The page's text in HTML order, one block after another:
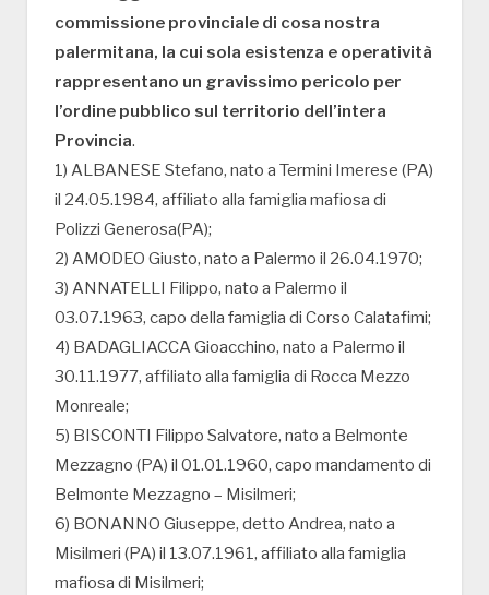
commissione provinciale di cosa nostra
palermitana, la cui sola esistenza e operatività
rappresentano un gravissimo pericolo per
l’ordine pubblico sul territorio dell’intera
Provincia.
1) ALBANESE Stefano, nato a Termini Imerese (PA)
il 24.05.1984, affiliato alla famiglia mafiosa di
Polizzi Generosa(PA);
2) AMODEO Giusto, nato a Palermo il 26.04.1970;
3) ANNATELLI Filippo, nato a Palermo il
03.07.1963, capo della famiglia di Corso Calatafimi;
4) BADAGLIACCA Gioacchino, nato a Palermo il
30.11.1977, affiliato alla famiglia di Rocca Mezzo
Monreale;
5) BISCONTI Filippo Salvatore, nato a Belmonte
Mezzagno (PA) il 01.01.1960, capo mandamento di
Belmonte Mezzagno – Misilmeri;
6) BONANNO Giuseppe, detto Andrea, nato a
Misilmeri (PA) il 13.07.1961, affiliato alla famiglia
mafiosa di Misilmeri;